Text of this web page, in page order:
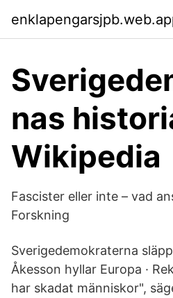
nas
Wikipedia
Fascister eller inte – vad
Forskning
Sverigedemokraterna
Åkesson hyllar Europa ·
har skadat människor",